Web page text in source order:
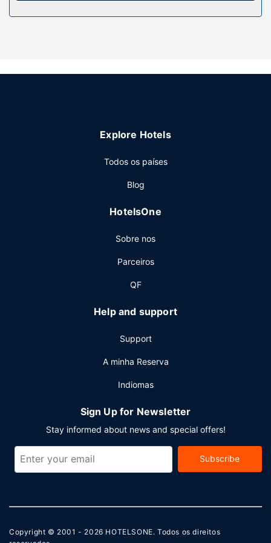
Algumas das comodidades e serviços em destaque
24 horas, armazenamento de bagagem e uma lavandaria.
Explore Hotels
Todos os países
Blog
HotelsOne
Sobre nos
Parceiros
QF
Help and support
Support
A minha Reserva
Indiomas
Sign Up for Newsletter
Stay informed about news and special offers!
Subscribe
Copyright © 2001 - 2026 HOTELSONE. Todos os direitos